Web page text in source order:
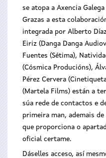
se atopa a Axencia
Grazas a esta
integrada por Alberto
Eiriz (Danga Danga
Fuentes (Sétima),
(Cósmica Producións),
Pérez Cervera
(Martela Films) están a
súa rede de contactos e
primeira man, ademais
que proporciona o
oficial certame.
Dáselles acceso, así